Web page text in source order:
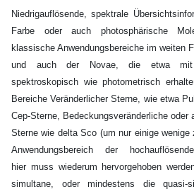
Niedrigauflösende, spektrale
Farbe oder auch photosphärische
klassische Anwendungsbereiche im weiten
und auch der Novae, die etwa mit
spektroskopisch wie photometrisch
Bereiche Veränderlicher Sterne, wie etwa
Cep-Sterne, Bedeckungsveränderliche oder
Sterne wie delta Sco (um nur einige wenige
Anwendungsbereich der
hier muss wiederum hervorgehoben
simultane, oder mindestens die quasi-